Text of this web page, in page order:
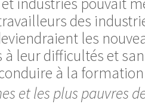
des
les
leur difficultés et
à la formation
et les plus pauvres